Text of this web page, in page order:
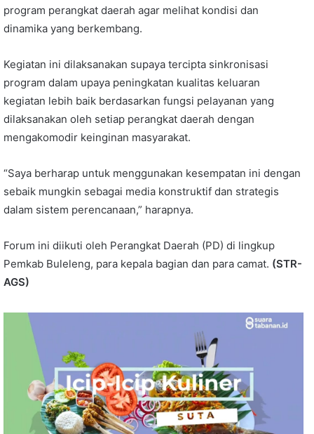
program perangkat daerah agar melihat kondisi dan
dinamika yang berkembang.
Kegiatan ini dilaksanakan supaya tercipta sinkronisasi
program dalam upaya peningkatan kualitas keluaran
kegiatan lebih baik berdasarkan fungsi pelayanan yang
dilaksanakan oleh setiap perangkat daerah dengan
mengakomodir keinginan masyarakat.
“Saya berharap untuk menggunakan kesempatan ini dengan
sebaik mungkin sebagai media konstruktif dan strategis
dalam sistem perencanaan,” harapnya.
Forum ini diikuti oleh Perangkat Daerah (PD) di lingkup
Pemkab Buleleng, para kepala bagian dan para camat. (STR-
AGS)